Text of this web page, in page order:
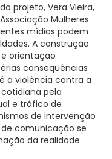
projeto, Vera Vieira,
Mulheres
mídias podem
A construção
orientação
consequências
a violência contra a
pela
e tráfico de
de intervenção
comunicação se
da realidade